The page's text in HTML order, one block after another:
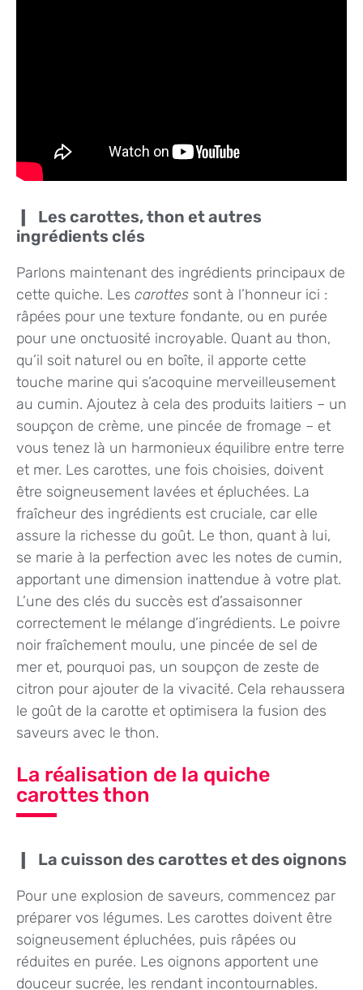
Les carottes, thon et autres
ingrédients clés
Parlons maintenant des ingrédients principaux de
cette quiche. Les carottes sont à l’honneur ici :
râpées pour une texture fondante, ou en purée
pour une onctuosité incroyable. Quant au thon,
qu’il soit naturel ou en boîte, il apporte cette
touche marine qui s’acoquine merveilleusement
au cumin. Ajoutez à cela des produits laitiers – un
soupçon de crème, une pincée de fromage – et
vous tenez là un harmonieux équilibre entre terre
et mer. Les carottes, une fois choisies, doivent
être soigneusement lavées et épluchées. La
fraîcheur des ingrédients est cruciale, car elle
assure la richesse du goût. Le thon, quant à lui,
se marie à la perfection avec les notes de cumin,
apportant une dimension inattendue à votre plat.
L’une des clés du succès est d’assaisonner
correctement le mélange d’ingrédients. Le poivre
noir fraîchement moulu, une pincée de sel de
mer et, pourquoi pas, un soupçon de zeste de
citron pour ajouter de la vivacité. Cela rehaussera
le goût de la carotte et optimisera la fusion des
saveurs avec le thon.
La réalisation de la quiche
carottes thon
La cuisson des carottes et des oignons
Pour une explosion de saveurs, commencez par
préparer vos légumes. Les carottes doivent être
soigneusement épluchées, puis râpées ou
réduites en purée. Les oignons apportent une
douceur sucrée, les rendant incontournables.